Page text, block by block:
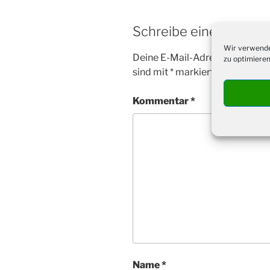
Wir
zu
Schreibe einen
Deine E-Mail-Adresse wird
sind mit* markiert
Kommentar*
Name*